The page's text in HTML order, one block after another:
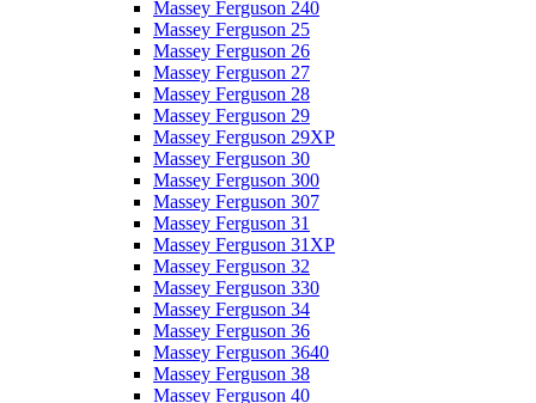
Massey Ferguson 240
Massey Ferguson 25
Massey Ferguson 26
Massey Ferguson 27
Massey Ferguson 28
Massey Ferguson 29
Massey Ferguson 29XP
Massey Ferguson 30
Massey Ferguson 300
Massey Ferguson 307
Massey Ferguson 31
Massey Ferguson 31XP
Massey Ferguson 32
Massey Ferguson 330
Massey Ferguson 34
Massey Ferguson 36
Massey Ferguson 3640
Massey Ferguson 38
Massey Ferguson 40